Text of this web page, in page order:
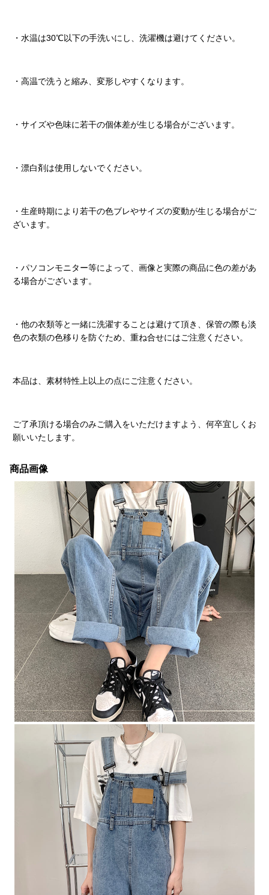
・水温は30℃以下の手洗いにし、洗濯機は避けてください。
・高温で洗うと縮み、変形しやすくなります。
・サイズや色味に若干の個体差が生じる場合がございます。
・漂白剤は使用しないでください。
・生産時期により若干の色ブレやサイズの変動が生じる場合がご
ざいます。
・パソコンモニター等によって、画像と実際の商品に色の差があ
る場合がございます。
・他の衣類等と一緒に洗濯することは避けて頂き、保管の際も淡
色の衣類の色移りを防ぐため、重ね合せにはご注意ください。
本品は、素材特性上以上の点にご注意ください。
ご了承頂ける場合のみご購入をいただけますよう、何卒宜しくお
願いいたします。
商品画像